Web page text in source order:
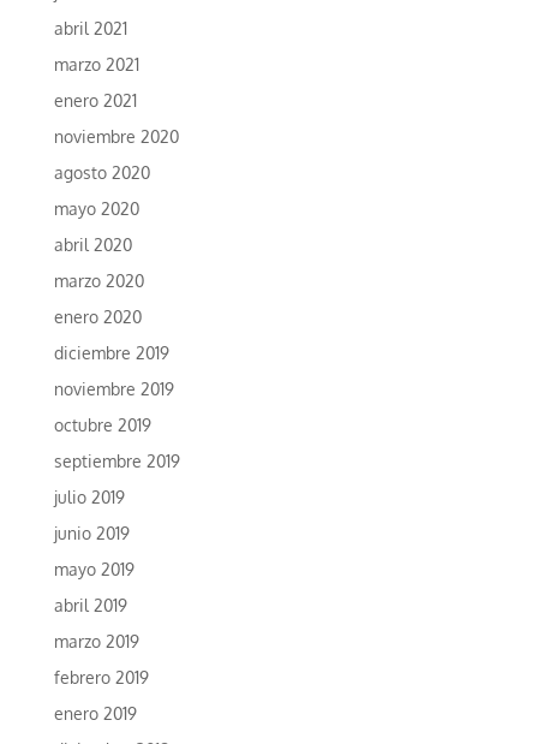
abril 2021
marzo 2021
enero 2021
noviembre 2020
agosto 2020
mayo 2020
abril 2020
marzo 2020
enero 2020
diciembre 2019
noviembre 2019
octubre 2019
septiembre 2019
julio 2019
junio 2019
mayo 2019
abril 2019
marzo 2019
febrero 2019
enero 2019